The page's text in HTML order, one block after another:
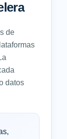
de
datos